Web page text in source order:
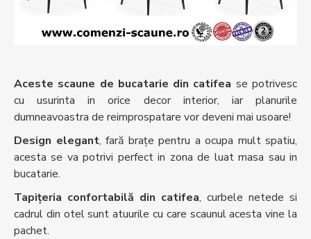
Aceste scaune de bucatarie din catifea se potrivesc
cu usurinta in orice decor interior, iar planurile
dumneavoastra de reimprospatare vor deveni mai usoare!
Design elegant, fară brațe pentru a ocupa mult spatiu,
acesta se va potrivi perfect in zona de luat masa sau in
bucatarie.
Tapițeria confortabilă din catifea, curbele netede si
cadrul din otel sunt atuurile cu care scaunul acesta vine la
pachet.